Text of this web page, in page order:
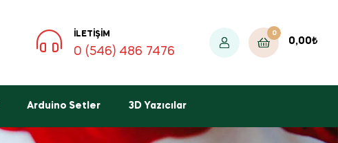
İLETIŞIM
0 (546) 486 7476
0
0,00₺
Arduino Setler 3D Yazıcılar